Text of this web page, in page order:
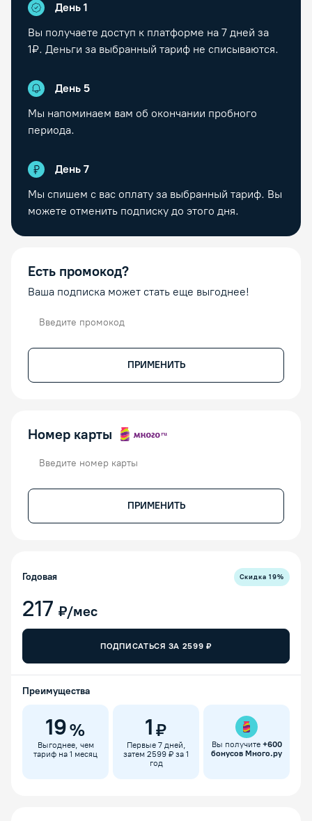
День 1
Вы получаете доступ к платформе на 7 дней за
1₽. Деньги за выбранный тариф не списываются.
День 5
Мы напоминаем вам об окончании пробного
периода.
День 7
Мы спишем с вас оплату за выбранный тариф. Вы
можете отменить подписку до этого дня.
Есть промокод?
Ваша подписка может стать еще выгоднее!
ПРИМЕНИТЬ
Номер карты
ПРИМЕНИТЬ
Годовая Скидка19%
217 ₽/мес
ПОДПИСАТЬСЯ ЗА 2599 ₽
Преимущества
19%
Выгоднее, чем
тариф на 1 месяц
1 ₽
Первые 7 дней,
затем 2599 ₽ за 1
год
Вы получите +600
бонусов Много.ру